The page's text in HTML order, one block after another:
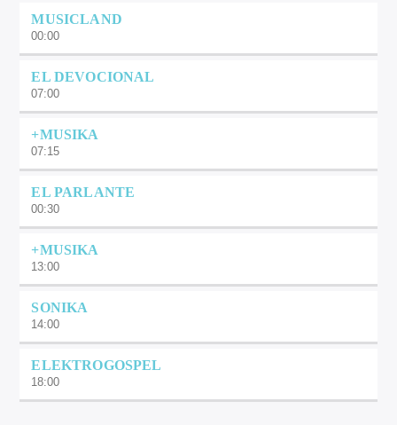
MUSICLAND
00:00
EL DEVOCIONAL
07:00
+MUSIKA
07:15
EL PARLANTE
00:30
+MUSIKA
13:00
SONIKA
14:00
ELEKTROGOSPEL
18:00